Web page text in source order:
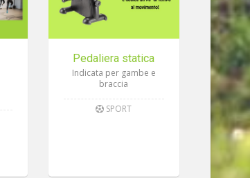
Pedaliera statica
Indicata per gambe e
braccia
SPORT